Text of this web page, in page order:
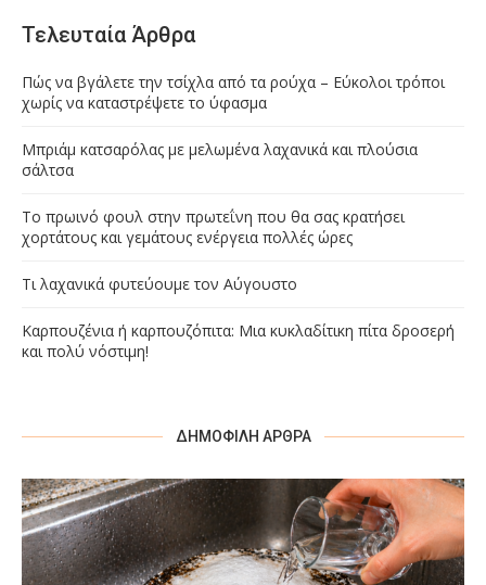
Τελευταία Άρθρα
Πώς να βγάλετε την τσίχλα από τα ρούχα – Εύκολοι τρόποι
χωρίς να καταστρέψετε το ύφασμα
Μπριάμ κατσαρόλας με μελωμένα λαχανικά και πλούσια
σάλτσα
Το πρωινό φουλ στην πρωτεΐνη που θα σας κρατήσει
χορτάτους και γεμάτους ενέργεια πολλές ώρες
Τι λαχανικά φυτεύουμε τον Αύγουστο
Καρπουζένια ή καρπουζόπιτα: Μια κυκλαδίτικη πίτα δροσερή
και πολύ νόστιμη!
ΔΗΜΟΦΙΛΉ ΆΡΘΡΑ